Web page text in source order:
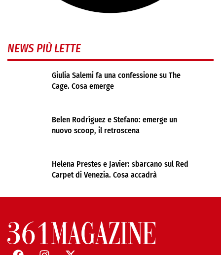
NEWS PIÙ LETTE
Giulia Salemi fa una confessione su The
Cage. Cosa emerge
Belen Rodríguez e Stefano: emerge un
nuovo scoop, il retroscena
Helena Prestes e Javier: sbarcano sul Red
Carpet di Venezia. Cosa accadrà